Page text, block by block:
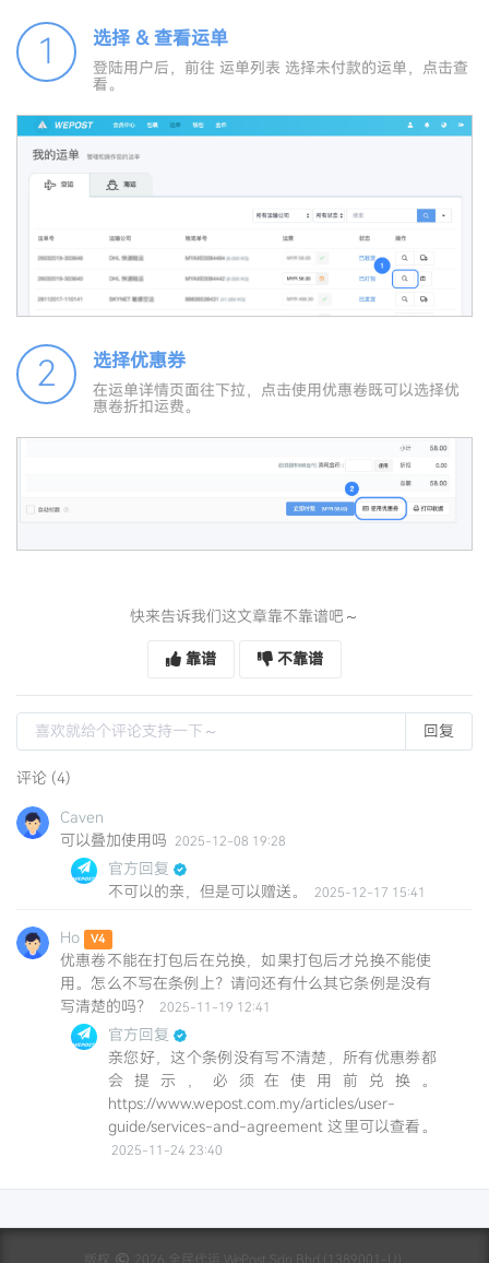
1 选择 & 查看运单
登陆用户后，前往 运单列表 选择未付款的运单，点击查
看。
2 选择优惠券
在运单详情页面往下拉，点击使用优惠卷既可以选择优
惠卷折扣运费。
快来告诉我们这文章靠不靠谱吧～
靠谱 不靠谱
回复
评论 (4)
Caven
可以叠加使用吗 2025-12-08 19:28
官方回复
不可以的亲，但是可以赠送。
2025-12-17 15:41
Ho V4
优惠卷不能在打包后在兑换，如果打包后才兑换不能使
用。怎么不写在条例上？请问还有什么其它条例是没有
写清楚的吗？
2025-11-19 12:41
官方回复
亲您好，这个条例没有写不清楚，所有优惠劵都
会提示，必须在使用前兑换。
https://www.wepost.com.my/articles/user-
guide/services-and-agreement 这里可以查看。
2025-11-24 23:40
版权 2026 全民代运 WePost Sdn Bhd (1389001-U).